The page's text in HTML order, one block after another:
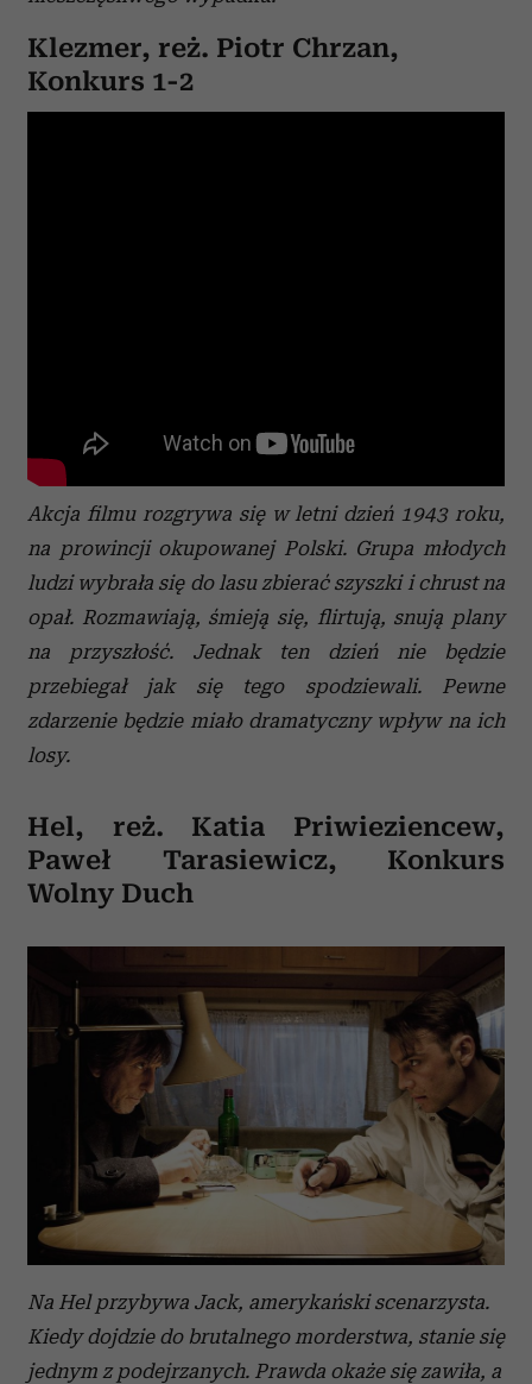
Klezmer, reż. Piotr Chrzan,
Konkurs 1-2
Akcja filmu rozgrywa się w letni dzień 1943 roku,
na prowincji okupowanej Polski. Grupa młodych
ludzi wybrała się do lasu zbierać szyszki i chrust na
opał. Rozmawiają, śmieją się, flirtują, snują plany
na przyszłość. Jednak ten dzień nie będzie
przebiegał jak się tego spodziewali. Pewne
zdarzenie będzie miało dramatyczny wpływ na ich
losy.
Hel, reż. Katia Priwieziencew,
Paweł Tarasiewicz, Konkurs
Wolny Duch
Na Hel przybywa Jack, amerykański scenarzysta.
Kiedy dojdzie do brutalnego morderstwa, stanie się
jednym z podejrzanych. Prawda okaże się zawiła, a